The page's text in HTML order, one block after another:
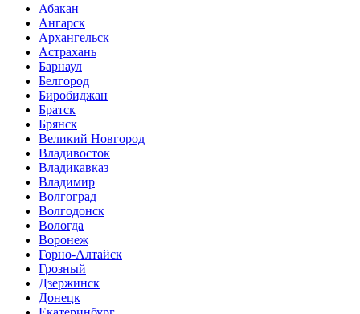
Абакан
Ангарск
Архангельск
Астрахань
Барнаул
Белгород
Биробиджан
Братск
Брянск
Великий Новгород
Владивосток
Владикавказ
Владимир
Волгоград
Волгодонск
Вологда
Воронеж
Горно-Алтайск
Грозный
Дзержинск
Донецк